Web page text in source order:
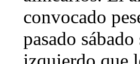
convocado
pasado